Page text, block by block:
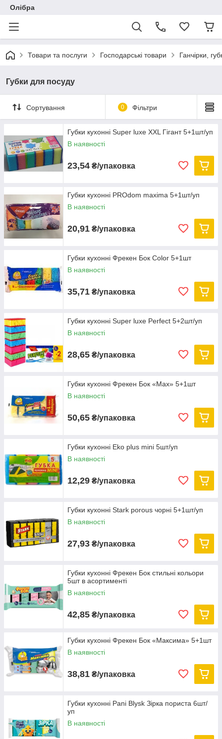
Олібра
Товари та послуги Господарські товари Ганчірки,
Губки для посуду
Сортування 0 Фільтри
Губки кухонні Super luxe XXL Гігант 5+1шт/уп
В наявності
23,54 ₴/упаковка
Губки кухонні PROdom maxima 5+1шт/уп
В наявності
20,91 ₴/упаковка
Губки кухонні Фрекен Бок Color 5+1шт
В наявності
35,71 ₴/упаковка
Губки кухонні Super luxe Perfect 5+2шт/уп
В наявності
28,65 ₴/упаковка
Губки кухонні Фрекен Бок «Max» 5+1шт
В наявності
50,65 ₴/упаковка
Губки кухонні Eko plus mini 5шт/уп
В наявності
12,29 ₴/упаковка
Губки кухонні Stark porous чорні 5+1шт/уп
В наявності
27,93 ₴/упаковка
Губки кухонні Фрекен Бок стильні кольори
5шт в асортименті
В наявності
42,85 ₴/упаковка
Губки кухонні Фрекен Бок «Максима» 5+1шт
В наявності
38,81 ₴/упаковка
Губки кухонні Pani Blysk Зірка пориста 6шт/
уп
В наявності